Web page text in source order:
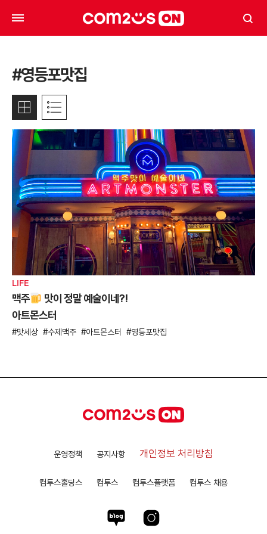
#영등포맛집
LIFE
맥주
맛이 정말 예술이네?!
아트몬스터
맛세상 수제맥주 아트몬스터 영등포맛집
운영정책 공지사항 개인정보 처리방침
컴투스홀딩스 컴투스 컴투스플랫폼 컴투스 채용